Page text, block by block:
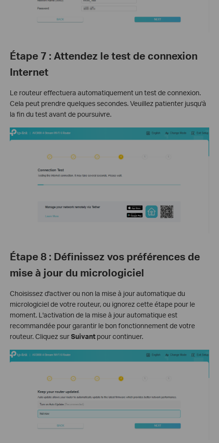
Étape 7 : Attendez le test de connexion
Internet
Le routeur effectuera automatiquement un test de connexion.
Cela peut prendre quelques secondes. Veuillez patienter jusqu'à
la fin du test avant de poursuivre.
Étape 8 : Définissez vos préférences de
mise à jour du micrologiciel
Choisissez d'activer ou non la mise à jour automatique du
micrologiciel de votre routeur, ou ignorez cette étape pour le
moment. L'activation de la mise à jour automatique est
recommandée pour garantir le bon fonctionnement de votre
routeur. Cliquez surSuivant pour continuer.